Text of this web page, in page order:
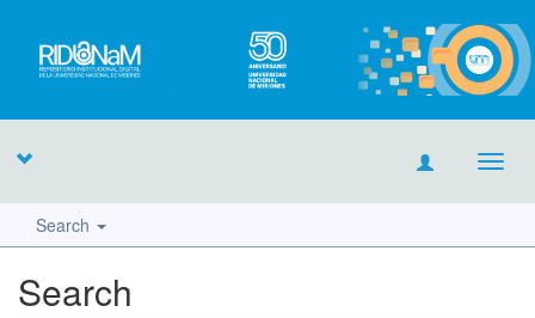
Search
Search